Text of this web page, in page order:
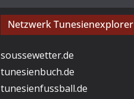
Netzwerk Tunesienexplorer
soussewetter.de
tunesienbuch.de
tunesienfussball.de